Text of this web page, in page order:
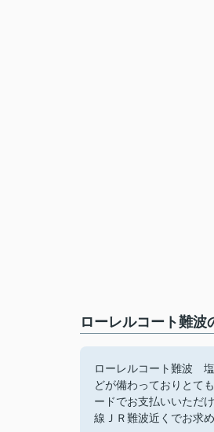
ローレルコート難波
ローレルコート難波
どが備わっておりとて
ードでお支払いいただ
線ＪＲ難波近くでお求